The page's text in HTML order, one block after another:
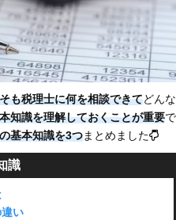
も税理士に何を相談できてどんな
知識を理解しておくことが重要で
基本知識を3つまとめました
識
い